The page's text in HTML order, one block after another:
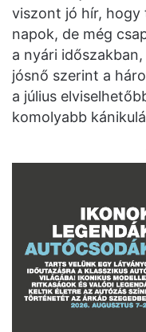
viszont jó hír, hogy
napok, de még
a nyári
jósnő szerint a
a július
komolyabb